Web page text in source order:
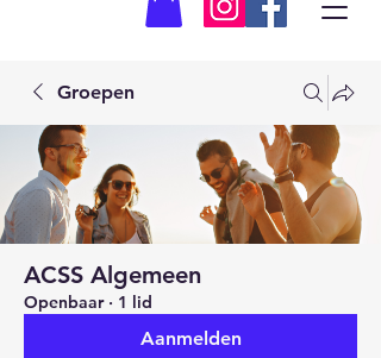
Groepen
ACSS Algemeen
Openbaar · 1 lid
Aanmelden